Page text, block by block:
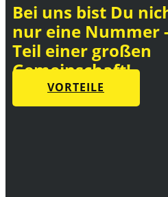
Bei uns bist Du
nur eine Nummer
Teil einer großen
Gemeinschaft!
VORTEILE